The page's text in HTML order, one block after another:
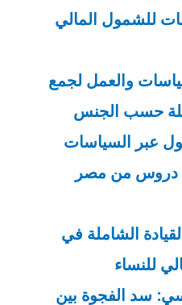
للشمول المالي
والعمل لجمع
حسب الجنس
عبر السياسات
دروس من مصر
الشاملة في
للنساء
الفجوة بين